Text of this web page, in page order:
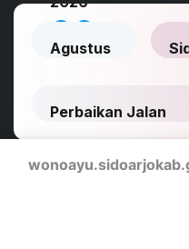
Dinas Komunikasi Dan